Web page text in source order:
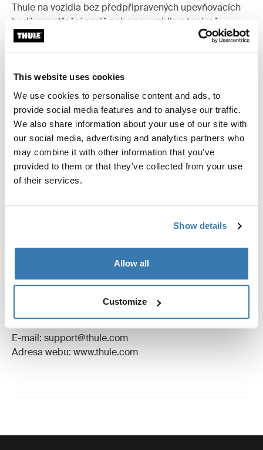
This website uses cookies
We use cookies to personalise content and ads, to
provide social media features and to analyse our traffic.
We also share information about your use of our site with
our social media, advertising and analytics partners who
may combine it with other information that you’ve
provided to them or that they’ve collected from your use
of their services.
Show details
Allow all
Customize
Thule na vozidla bez předpřipravených upevňovacích
bodů pro střešní nosič nebo na vozidla s továrně
montovaným nosičem.
Toggle features
Všechny funkce
Toggle techspec
Technické údaje
Toggle guides and instructions
Návod
Výrobní informace
Registrovaná ochranná známka: Thule Sweden AB
Název výrobce: Thule Sweden
Adresa výrobce: Borggatan 5, 335 73 Hillerstorp,
E-mail: support@thule.com
Adresa webu: www.thule.com